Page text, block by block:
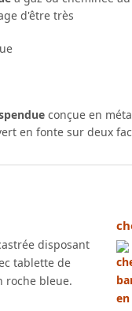
d'être très
conçue en
en fonte sur deux
disposant
tablette de
roche bleue.